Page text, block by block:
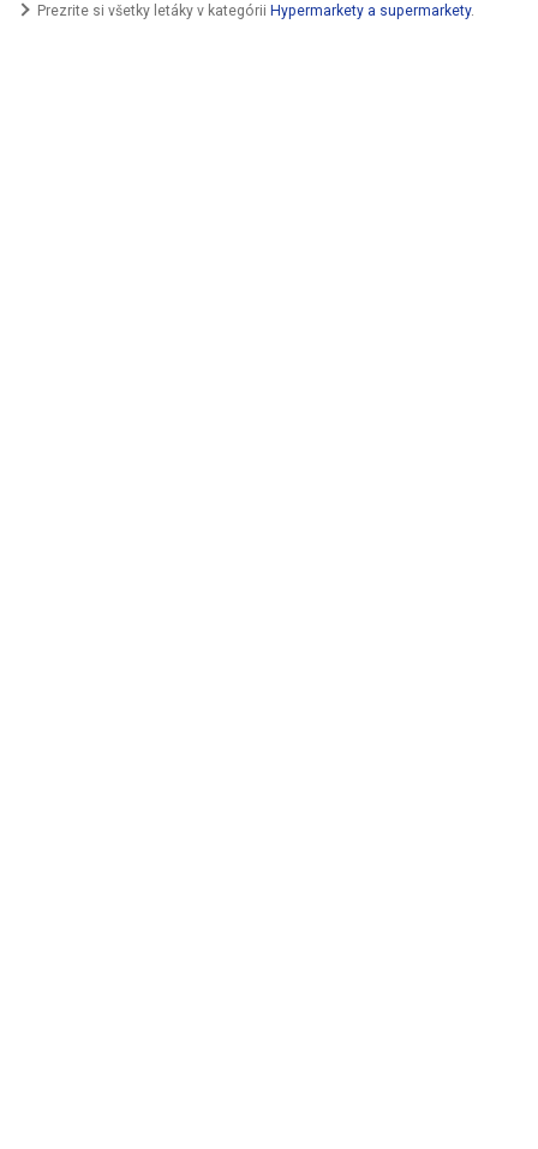
Prezrite si všetky letáky v kategórii Hypermarkety a supermarkety.